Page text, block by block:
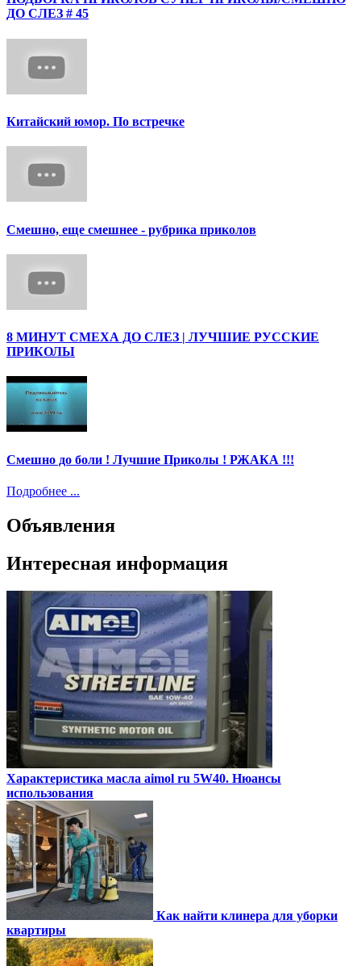
ДО СЛЕЗ # 45
Китайский юмор. По встречке
Смешно, еще смешнее - рубрика приколов
8 МИНУТ СМЕХА ДО СЛЕЗ | ЛУЧШИЕ РУССКИЕ
ПРИКОЛЫ
Смешно до боли ! Лучшие Приколы ! РЖАКА !!!
Подробнее ...
Объявления
Интересная информация
Характеристика масла aimol ru 5W40. Нюансы
использования
Как найти клинера для уборки
квартиры